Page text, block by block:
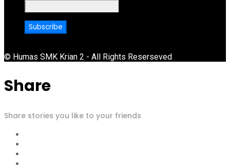
© Humas SMK Krian 2 - All Rights Reserseved
Share
Share stories you like to your friends